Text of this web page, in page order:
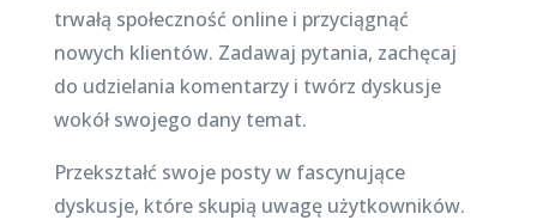
trwałą społeczność online i przyciągnąć
nowych klientów. Zadawaj pytania, zachęcaj
do udzielania komentarzy i twórz dyskusje
wokół swojego dany temat.
Przekształć swoje posty w fascynujące
dyskusje, które skupią uwagę użytkowników.